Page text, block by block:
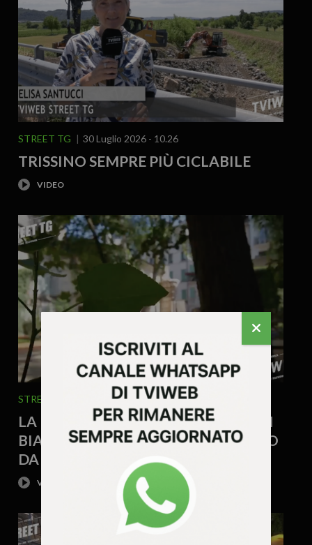
STREET TG 30 Luglio 2026 - 10.26
TRISSINO SEMPRE PIÙ CICLABILE
STREET TG 29 Luglio 2026 - 13.59
LA BELLEZZA DEL GIARDINO DI SAN
BIAGIO, UNO SPAZIO APERTO TUTTO
DA VIVERE